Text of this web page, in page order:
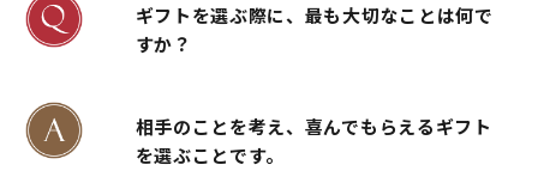
ギフトを選ぶ際に、最も大切なことは何で
すか？
相手のことを考え、喜んでもらえるギフト
を選ぶことです。